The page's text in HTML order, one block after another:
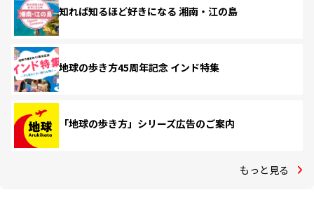
知れば知るほど好きになる 湘南・江の島
地球の歩き方45周年記念 インド特集
「地球の歩き方」シリーズ広告のご案内
もっと見る